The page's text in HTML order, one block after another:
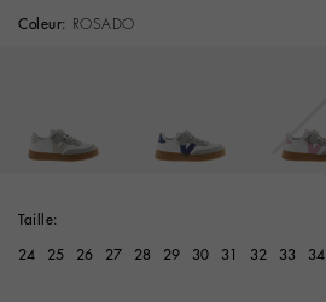
Coleur: ROSADO
Taille:
24 25 26 27 28 29 30 31 32 33 34